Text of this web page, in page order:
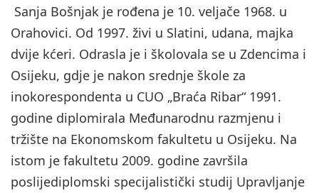
Sanja Bošnjak je rođena je 10. veljače 1968. u
Orahovici. Od 1997. živi u Slatini, udana, majka
dvije kćeri. Odrasla je i školovala se u Zdencima i
Osijeku, gdje je nakon srednje škole za
inokorespondenta u CUO „Braća Ribar“ 1991.
godine diplomirala Međunarodnu razmjenu i
tržište na Ekonomskom fakultetu u Osijeku. Na
istom je fakultetu 2009. godine završila
poslijediplomski specijalistički studij Upravljanje